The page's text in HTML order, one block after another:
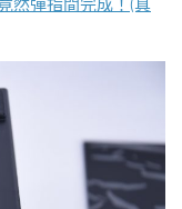
然彈指間完成！(真